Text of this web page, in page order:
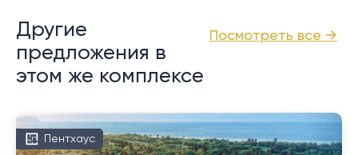
Посмотреть все →
Другие
предложения в
этом же комплексе
Пентхаус